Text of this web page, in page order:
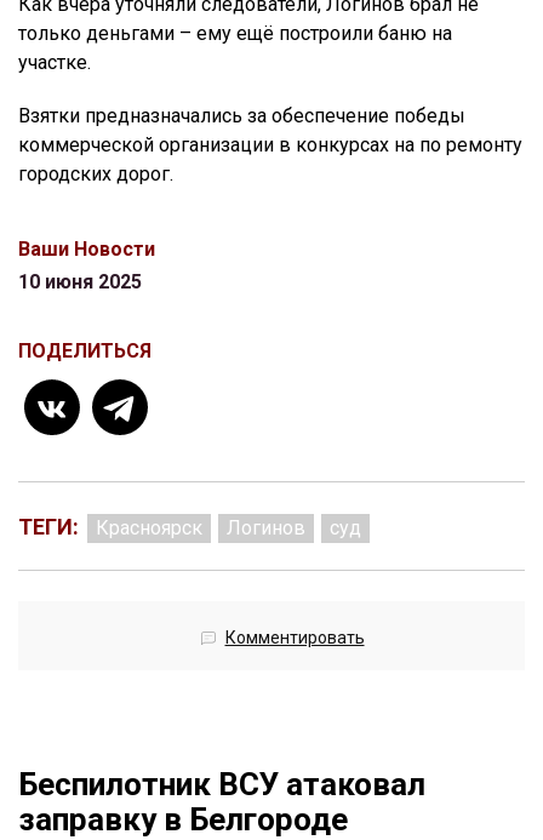
только деньгами – ему ещё построили баню на
участке.
Взятки предназначались за обеспечение победы
коммерческой организации в конкурсах на по ремонту
городских дорог.
Ваши Новости
10 июня 2025
ПОДЕЛИТЬСЯ
ТЕГИ: Красноярск Логинов суд
Комментировать
Беспилотник ВСУ атаковал
заправку в Белгороде